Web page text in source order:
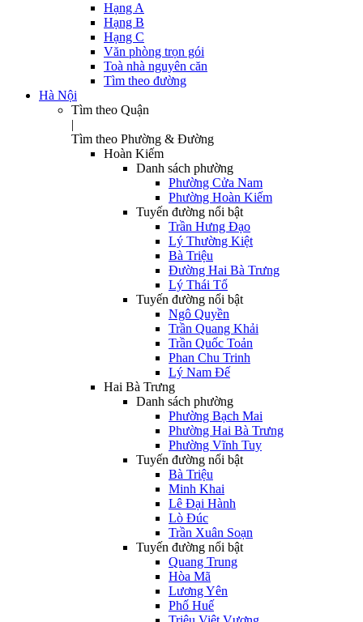
Hạng A
Hạng B
Hạng C
Văn phòng trọn gói
Toà nhà nguyên căn
Tìm theo đường
Hà Nội
Tìm theo Quận
|
Tìm theo Phường & Đường
Hoàn Kiếm
Danh sách phường
Phường Cửa Nam
Phường Hoàn Kiếm
Tuyến đường nổi bật
Trần Hưng Đạo
Lý Thường Kiệt
Bà Triệu
Đường Hai Bà Trưng
Lý Thái Tổ
Tuyến đường nổi bật
Ngô Quyền
Trần Quang Khải
Trần Quốc Toản
Phan Chu Trinh
Lý Nam Đế
Hai Bà Trưng
Danh sách phường
Phường Bạch Mai
Phường Hai Bà Trưng
Phường Vĩnh Tuy
Tuyến đường nổi bật
Bà Triệu
Minh Khai
Lê Đại Hành
Lò Đúc
Trần Xuân Soạn
Tuyến đường nổi bật
Quang Trung
Hòa Mã
Lương Yên
Phố Huế